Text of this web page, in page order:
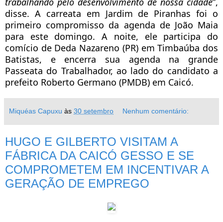
disse. A carreata em Jardim de Piranhas foi o
primeiro compromisso da agenda de João Maia
para este domingo. A noite, ele participa do
comício de Deda Nazareno (PR) em Timbaúba dos
Batistas, e encerra sua agenda na grande
Passeata do Trabalhador, ao lado do candidato a
prefeito Roberto Germano (PMDB) em Caicó.
Miquéas Capuxu às 30 setembro Nenhum comentário:
HUGO E GILBERTO VISITAM A
FÁBRICA DA CAICÓ GESSO E SE
COMPROMETEM EM INCENTIVAR A
GERAÇÃO DE EMPREGO